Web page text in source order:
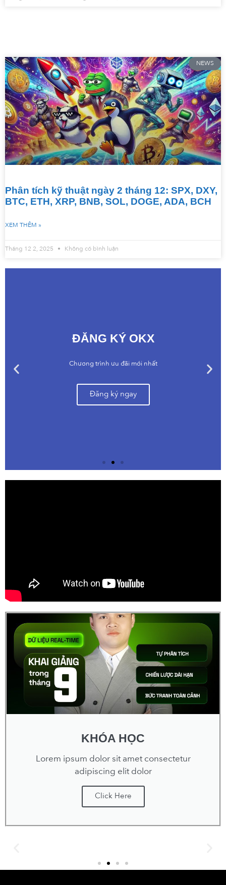
NEWS
Phân tích kỹ thuật ngày 2 tháng 12: SPX, DXY,
BTC, ETH, XRP, BNB, SOL, DOGE, ADA, BCH
XEM THÊM »
Tháng 12 2, 2025 Không có bình luận
ĐĂNG KÝ OKX
Chương trình ưu đãi mới nhất
Đăng ký ngay
KHÓA HỌC
Lorem ipsum dolor sit amet consectetur
adipiscing elit dolor
Click Here